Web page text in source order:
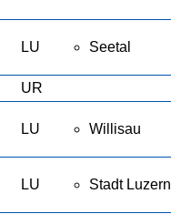
LU Seetal
UR
LU Willisau
LU Stadt Luzern